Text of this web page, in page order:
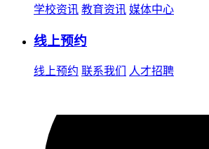
学校资讯 教育资讯 媒体中心
线上预约
线上预约 联系我们 人才招聘